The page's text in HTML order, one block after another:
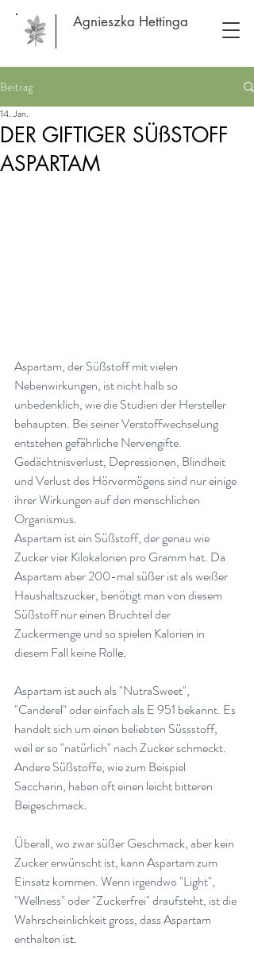
Agnieszka Hettinga
Beitrag
DER GIFTIGER SÜßSTOFF
ASPARTAM
14. Jan.
Aspartam, der Süßstoff mit vielen
Nebenwirkungen, ist nicht halb so
unbedenklich, wie die Studien der Hersteller
behaupten. Bei seiner Verstoffwechselung
entstehen gefährliche Nervengifte.
Gedächtnisverlust, Depressionen, Blindheit
und Verlust des Hörvermögens sind nur einige
ihrer Wirkungen auf den menschlichen
Organismus.
Aspartam ist ein Süßstoff, der genau wie
Zucker vier Kilokalorien pro Gramm hat. Da
Aspartam aber 200-mal süßer ist als weißer
Haushaltszucker, benötigt man von diesem
Süßstoff nur einen Bruchteil der
Zuckermenge und so spielen Kalorien in
diesem Fall keine Rolle.
Aspartam ist auch als "NutraSweet",
"Canderel" oder einfach als E 951 bekannt. Es
handelt sich um einen beliebten Süssstoff,
weil er so "natürlich" nach Zucker schmeckt.
Andere Süßstoffe, wie zum Beispiel
Saccharin, haben oft einen leicht bitteren
Beigeschmack.
Überall, wo zwar süßer Geschmack, aber kein
Zucker erwünscht ist, kann Aspartam zum
Einsatz kommen. Wenn irgendwo "Light",
"Wellness" oder "Zuckerfrei" draufsteht, ist die
Wahrscheinlichkeit gross, dass Aspartam
enthalten ist.